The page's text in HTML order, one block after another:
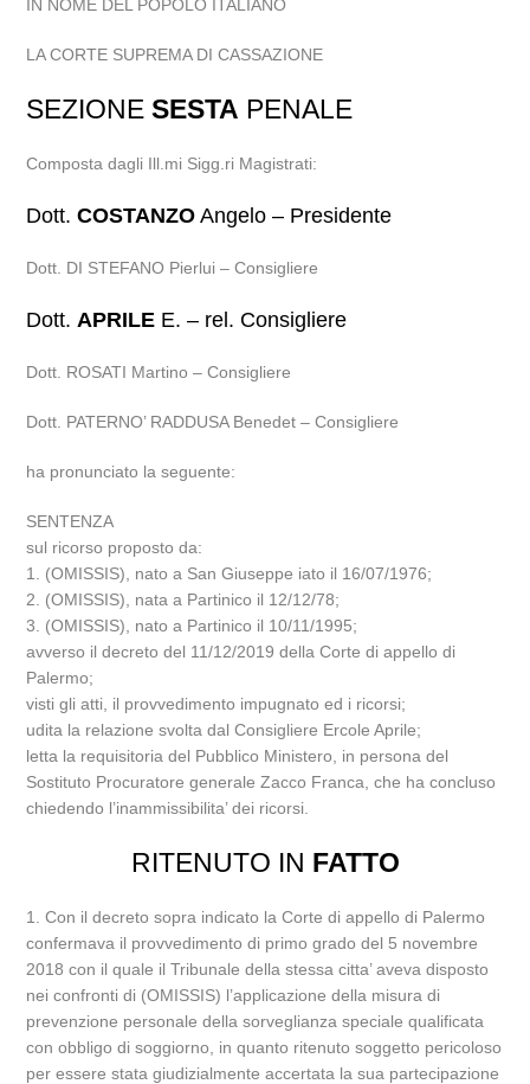
IN NOME DEL POPOLO ITALIANO
LA CORTE SUPREMA DI CASSAZIONE
SEZIONESESTA PENALE
Composta dagli Ill.mi Sigg.ri Magistrati:
Dott.COSTANZO Angelo – Presidente
Dott. DI STEFANO Pierlui – Consigliere
Dott.APRILE E. – rel. Consigliere
Dott. ROSATI Martino – Consigliere
Dott. PATERNO’ RADDUSA Benedet – Consigliere
ha pronunciato la seguente:
SENTENZA
sul ricorso proposto da:
1. (OMISSIS), nato a San Giuseppe iato il 16/07/1976;
2. (OMISSIS), nata a Partinico il 12/12/78;
3. (OMISSIS), nato a Partinico il 10/11/1995;
avverso il decreto del 11/12/2019 della Corte di appello di
Palermo;
visti gli atti, il provvedimento impugnato ed i ricorsi;
udita la relazione svolta dal Consigliere Ercole Aprile;
letta la requisitoria del Pubblico Ministero, in persona del
Sostituto Procuratore generale Zacco Franca, che ha concluso
chiedendo l’inammissibilita’ dei ricorsi.
RITENUTO IN FATTO
1. Con il decreto sopra indicato la Corte di appello di Palermo
confermava il provvedimento di primo grado del 5 novembre
2018 con il quale il Tribunale della stessa citta’ aveva disposto
nei confronti di (OMISSIS) l’applicazione della misura di
prevenzione personale della sorveglianza speciale qualificata
con obbligo di soggiorno, in quanto ritenuto soggetto pericoloso
per essere stata giudizialmente accertata la sua partecipazione